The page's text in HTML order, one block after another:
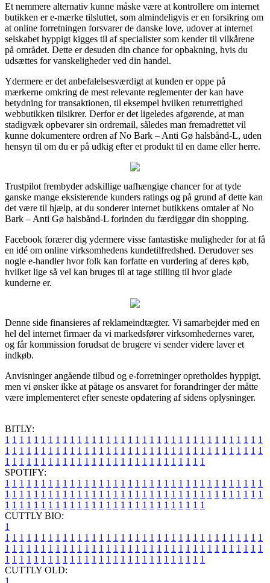
Et nemmere alternativ kunne måske være at kontrollere om internet
butikken er e-mærke tilsluttet, som almindeligvis er en forsikring om
at online forretningen forsvarer de danske love, udover at internet
selskabet hyppigt kigges til af specialister som kender til vilkårene
på området. Dette er desuden din chance for opbakning, hvis du
udsættes for vanskeligheder ved din handel.
Ydermere er det anbefalelsesværdigt at kunden er oppe på
mærkerne omkring de mest relevante reglementer der kan have
betydning for transaktionen, til eksempel hvilken returrettighed
webbutikken tilsikrer. Derfor er det ligeledes afgørende, at man
stadigvæk opbevarer sin ordremail, således man fremadrettet vil
kunne dokumentere ordren af No Bark – Anti Gø halsbånd-L, uden
hensyn til om du er på udkig efter et produkt til en dame eller herre.
Trustpilot frembyder adskillige uafhængige chancer for at tyde
ganske mange eksisterende kunders ratings og på grund af dette kan
det være til hjælp, at du sonderer internet butikkens omtaler af No
Bark – Anti Gø halsbånd-L forinden du færdiggør din shopping.
Facebook forærer dig ydermere visse fantastiske muligheder for at få
en idé om online virksomhedens kundetilfredshed. Derudover ses
nogle e-handler hvor folk kan forfatte en vurdering af deres køb,
hvilket lige så vel kan bruges til at tage stilling til hvor glade
kunderne er.
Denne side finansieres af reklameindtægter. Vi samarbejder med en
hel del internet firmaer da vi markedsfører virksomhedernes varer,
og får kommission forudsat de brugere vi sender videre laver et
indkøb.
Anvisninger angående tilbud og e-forretninger opretholdes hyppigt,
men vi ønsker ikke at påtage os ansvaret for forandringer der måtte
være implementeret efter seneste opdatering af sidens oplysninger.
BITLY:
1 1 1 1 1 1 1 1 1 1 1 1 1 1 1 1 1 1 1 1 1 1 1 1 1 1 1 1 1 1 1 1 1 1 1 1
1 1 1 1 1 1 1 1 1 1 1 1 1 1 1 1 1 1 1 1 1 1 1 1 1 1 1 1 1 1 1 1 1 1 1 1
1 1 1 1 1 1 1 1 1 1 1 1 1 1 1 1 1 1 1 1 1 1 1 1 1 1 1 1
SPOTIFY:
1 1 1 1 1 1 1 1 1 1 1 1 1 1 1 1 1 1 1 1 1 1 1 1 1 1 1 1 1 1 1 1 1 1 1 1
1 1 1 1 1 1 1 1 1 1 1 1 1 1 1 1 1 1 1 1 1 1 1 1 1 1 1 1 1 1 1 1 1 1 1 1
1 1 1 1 1 1 1 1 1 1 1 1 1 1 1 1 1 1 1 1 1 1 1 1 1 1 1 1
CUTTLY BIO:
1
1 1 1 1 1 1 1 1 1 1 1 1 1 1 1 1 1 1 1 1 1 1 1 1 1 1 1 1 1 1 1 1 1 1 1 1
1 1 1 1 1 1 1 1 1 1 1 1 1 1 1 1 1 1 1 1 1 1 1 1 1 1 1 1 1 1 1 1 1 1 1 1
1 1 1 1 1 1 1 1 1 1 1 1 1 1 1 1 1 1 1 1 1 1 1 1 1 1 1 1
CUTTLY OLD:
1